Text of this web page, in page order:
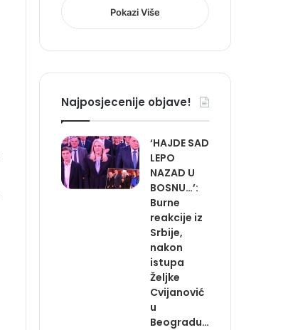
Pokazi Više
Najposjecenije objave!
‘HAJDE SAD
LEPO
NAZAD U
BOSNU…’:
Burne
reakcije iz
Srbije,
nakon
istupa
Željke
Cvijanović
u
Beogradu…